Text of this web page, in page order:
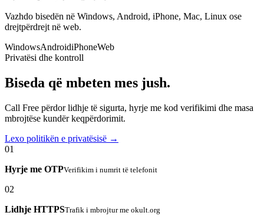
Vazhdo bisedën në Windows, Android, iPhone, Mac, Linux ose
drejtpërdrejt në web.
WindowsAndroidiPhoneWeb
Privatësi dhe kontroll
Biseda që mbeten mes jush.
Call Free përdor lidhje të sigurta, hyrje me kod verifikimi dhe masa
mbrojtëse kundër keqpërdorimit.
Lexo politikën e privatësisë →
01
Hyrje me OTPVerifikim i numrit të telefonit
02
Lidhje HTTPSTrafik i mbrojtur me okult.org